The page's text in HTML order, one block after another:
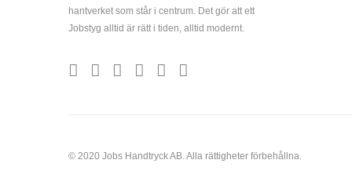
hantverket som står i centrum. Det gör att ett
Jobstyg alltid är rätt i tiden, alltid modernt.
© 2020 Jobs Handtryck AB. Alla rättigheter förbehållna.